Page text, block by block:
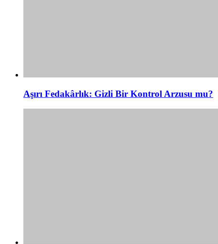
Aşırı Fedakârlık: Gizli Bir Kontrol Arzusu mu?